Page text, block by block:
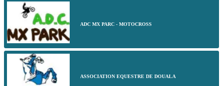
ADC MX PARC - MOTOCROSS
ASSOCIATION EQUESTRE DE DOUALA